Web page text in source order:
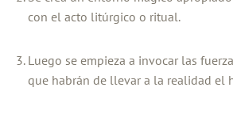
con el acto litúrgico o ritual.
Luego se empieza a invocar las
que habrán de llevar a la realidad el